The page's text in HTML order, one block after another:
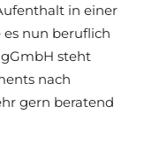
in einer
es nun beruflich
steht
nach
gern beratend